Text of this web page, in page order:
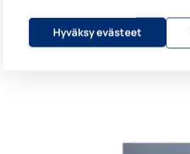
Hyväksy evästeet